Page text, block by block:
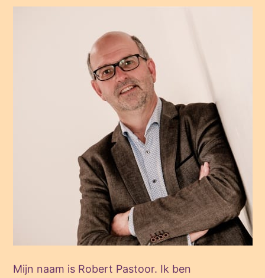
Mijn naam is Robert Pastoor. Ik ben